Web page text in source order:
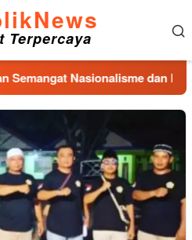
Terpercaya
Nasionalisme dan Peduli